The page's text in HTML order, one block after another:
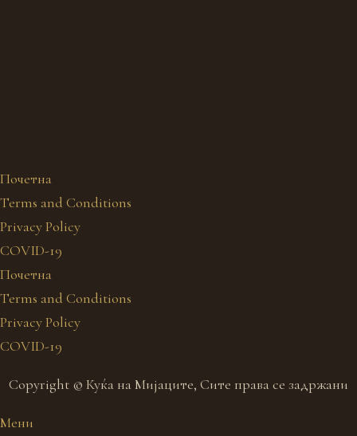
Почетна
Terms and Conditions
Privacy Policy
COVID-19
Почетна
Terms and Conditions
Privacy Policy
COVID-19
Copyright © Куќа на Мијаците, Сите права се задржани
Мени